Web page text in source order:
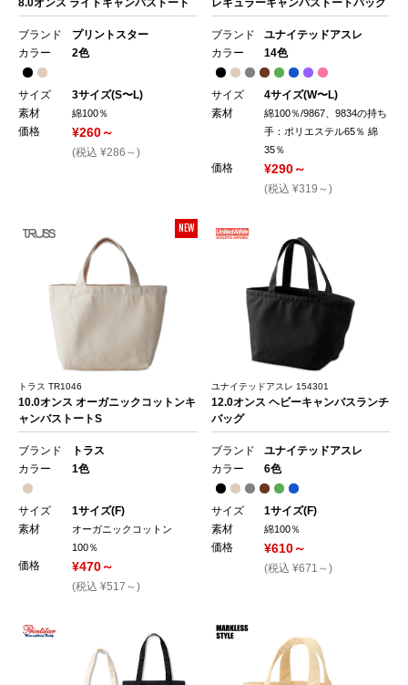
8.0オンス ライトキャンバストート
ブランド
プリントスター
カラー
2色
サイズ
3サイズ(S〜L)
素材
綿100％
価格 ¥260～
(税込 ¥286～)
レギュラーキャンバストートバッグ
ブランド
ユナイテッドアスレ
カラー
14色
サイズ
4サイズ(W〜L)
素材
綿100％/9867、9834の持ち
手：ポリエステル65％ 綿
35％
価格 ¥290～
(税込 ¥319～)
NEW
トラス TR1046
10.0オンス オーガニックコットンキ
ャンバストートS
ブランド
トラス
カラー
1色
サイズ
1サイズ(F)
素材
オーガニックコットン
100％
価格 ¥470～
(税込 ¥517～)
ユナイテッドアスレ 154301
12.0オンス ヘビーキャンバスランチ
バッグ
ブランド
ユナイテッドアスレ
カラー
6色
サイズ
1サイズ(F)
素材
綿100％
価格 ¥610～
(税込 ¥671～)